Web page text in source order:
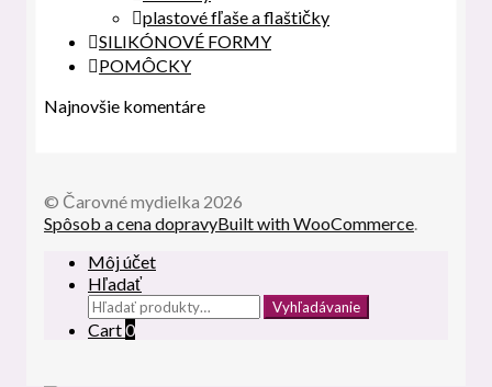
plastové fľaše a flaštičky
SILIKÓNOVÉ FORMY
POMÔCKY
Najnovšie komentáre
© Čarovné mydielka 2026
Spôsob a cena dopravyBuilt with WooCommerce.
Môj účet
Hľadať
Hľadať:
Vyhľadávanie
Cart0